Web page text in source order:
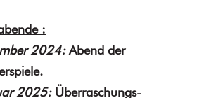
:
2024:Abend der
2025: Überraschungs-